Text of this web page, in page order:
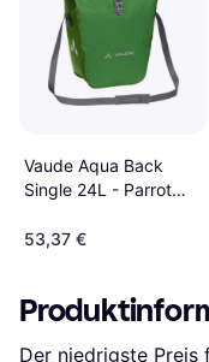
Vaude Aqua Back
Single 24L - Parrot
53,37 €
Der niedrigste Preis